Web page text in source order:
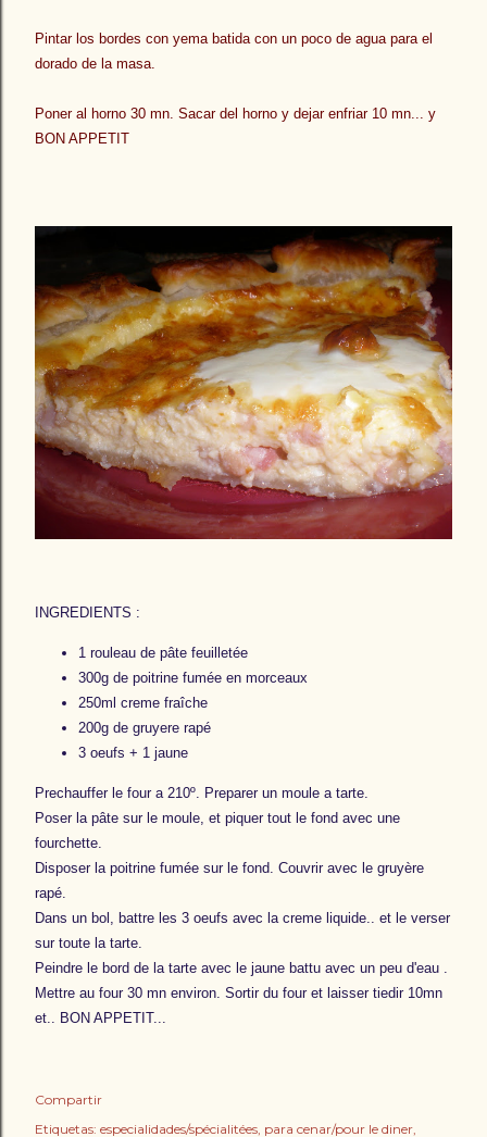
Pintar los bordes con yema batida con un poco de agua para el
dorado de la masa.
Poner al horno 30 mn. Sacar del horno y dejar enfriar 10 mn... y
BON APPETIT
INGREDIENTS :
1 rouleau de pâte feuilletée
300g de poitrine fumée en morceaux
250ml creme fraîche
200g de gruyere rapé
3 oeufs + 1 jaune
Prechauffer le four a 210º. Preparer un moule a tarte.
Poser la pâte sur le moule, et piquer tout le fond avec une
fourchette.
Disposer la poitrine fumée sur le fond. Couvrir avec le gruyère
rapé.
Dans un bol, battre les 3 oeufs avec la creme liquide.. et le verser
sur toute la tarte.
Peindre le bord de la tarte avec le jaune battu avec un peu d'eau .
Mettre au four 30 mn environ. Sortir du four et laisser tiedir 10mn
et.. BON APPETIT...
Compartir
Etiquetas: especialidades/spécialitées para cenar/pour le diner